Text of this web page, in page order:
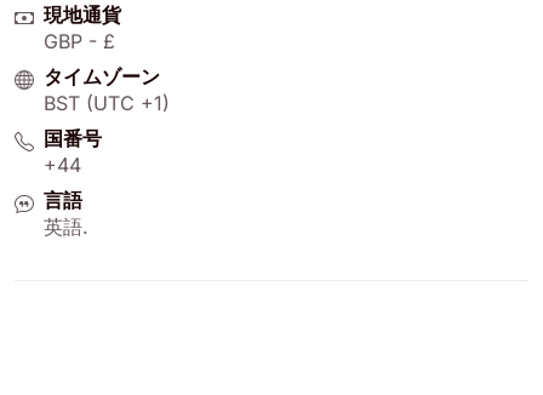
現地通貨
GBP - £
タイムゾーン
BST (UTC +1)
国番号
+44
言語
英語.